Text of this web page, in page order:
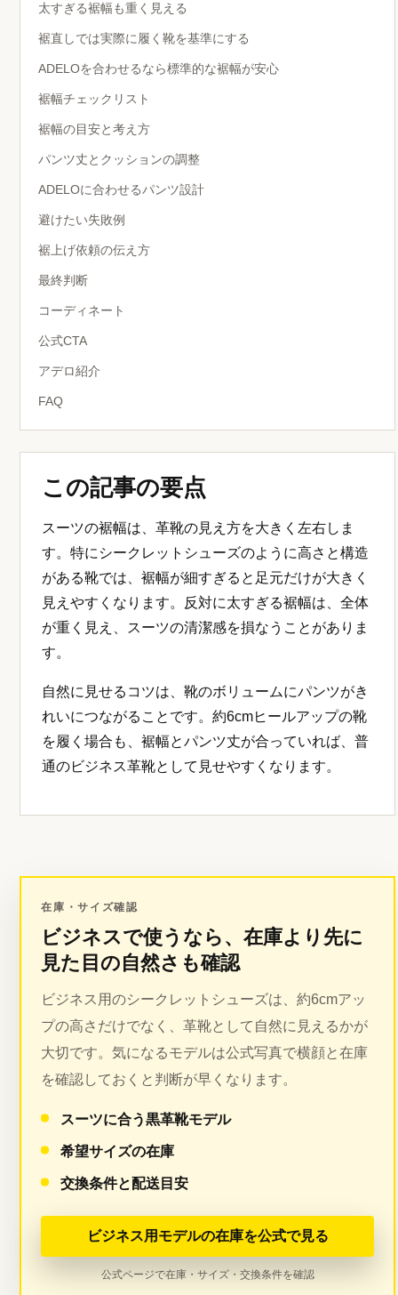
太すぎる裾幅も重く見える
裾直しでは実際に履く靴を基準にする
ADELOを合わせるなら標準的な裾幅が安心
裾幅チェックリスト
裾幅の目安と考え方
パンツ丈とクッションの調整
ADELOに合わせるパンツ設計
避けたい失敗例
裾上げ依頼の伝え方
最終判断
コーディネート
公式CTA
アデロ紹介
FAQ
この記事の要点
スーツの裾幅は、革靴の見え方を大きく左右しま
す。特にシークレットシューズのように高さと構造
がある靴では、裾幅が細すぎると足元だけが大きく
見えやすくなります。反対に太すぎる裾幅は、全体
が重く見え、スーツの清潔感を損なうことがありま
す。
自然に見せるコツは、靴のボリュームにパンツがき
れいにつながることです。約6cmヒールアップの靴
を履く場合も、裾幅とパンツ丈が合っていれば、普
通のビジネス革靴として見せやすくなります。
在庫・サイズ確認
ビジネスで使うなら、在庫より先に
見た目の自然さも確認
ビジネス用のシークレットシューズは、約6cmアッ
プの高さだけでなく、革靴として自然に見えるかが
大切です。気になるモデルは公式写真で横顔と在庫
を確認しておくと判断が早くなります。
スーツに合う黒革靴モデル
希望サイズの在庫
交換条件と配送目安
ビジネス用モデルの在庫を公式で見る
公式ページで在庫・サイズ・交換条件を確認